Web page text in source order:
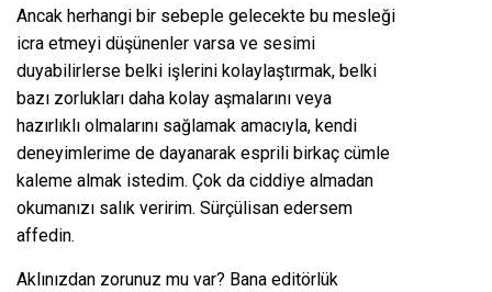
Ancak herhangi bir sebeple gelecekte bu mesleği
icra etmeyi düşünenler varsa ve sesimi
duyabilirlerse belki işlerini kolaylaştırmak, belki
bazı zorlukları daha kolay aşmalarını veya
hazırlıklı olmalarını sağlamak amacıyla, kendi
deneyimlerime de dayanarak esprili birkaç cümle
kaleme almak istedim. Çok da ciddiye almadan
okumanızı salık veririm. Sürçülisan edersem
affedin.
Aklınızdan zorunuz mu var? Bana editörlük